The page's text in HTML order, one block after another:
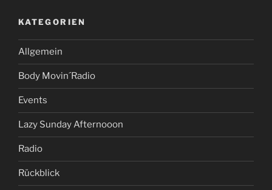
KATEGORIEN
Allgemein
Body Movin´Radio
Events
Lazy Sunday Afternooon
Radio
Rückblick